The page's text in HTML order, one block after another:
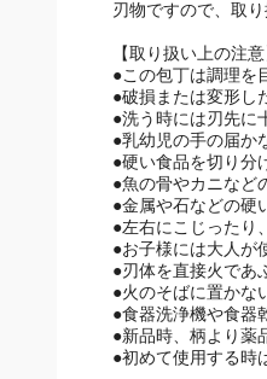
【！注意】
【取り扱い上の注
●この包丁は調理を
●破損または変形し
●洗う時には刃先に
●乳幼児の手の届か
●硬い食品を切り分
●魚の骨やカニなど
●金属や石などの硬
●左右にこじったり
●お子様には大人が
●刃体を直接火であ
●火のそばに置かな
●食器洗浄機や食器
●新品時、柄より薬